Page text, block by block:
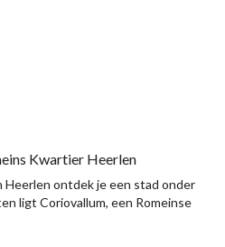
Kwartier Heerlen
Heerlen ontdek je een stad onder
ligt Coriovallum, een Romeinse